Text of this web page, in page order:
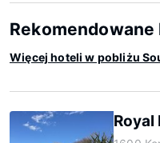
Więcej hoteli w pobliżu
Royal